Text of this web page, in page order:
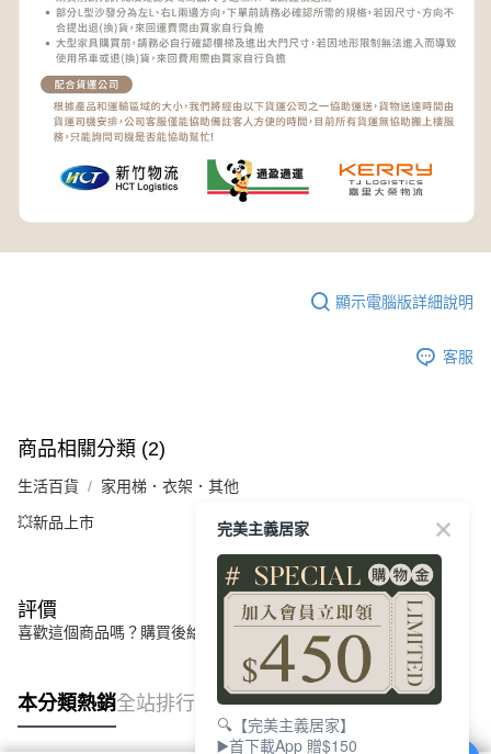
顯示電腦版詳細說明
客服
商品相關分類 (2)
生活百貨 家用梯．衣架．其他
💥新品上市
評價
喜歡這個商品嗎？購買後給他一個好評吧
本分類熱銷全站排行
完美主義居家
🔍【完美主義居家】
▶️首下載App 贈$150